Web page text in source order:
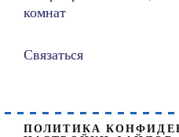
комнат
Связаться
ПОЛИТИКА